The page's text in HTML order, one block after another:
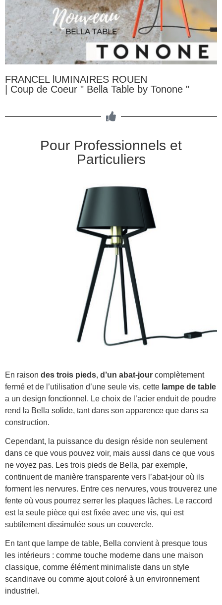
FRANCEL lUMINAIRES ROUEN
| Coup de Coeur " Bella Table by Tonone "
Pour Professionnels et
Particuliers
En raison des trois pieds, d’un abat-jour complètement
fermé et de l’utilisation d’une seule vis, cette lampe de table
a un design fonctionnel. Le choix de l’acier enduit de poudre
rend la Bella solide, tant dans son apparence que dans sa
construction.
Cependant, la puissance du design réside non seulement
dans ce que vous pouvez voir, mais aussi dans ce que vous
ne voyez pas. Les trois pieds de Bella, par exemple,
continuent de manière transparente vers l’abat-jour où ils
forment les nervures. Entre ces nervures, vous trouverez une
fente où vous pourrez serrer les plaques lâches. Le raccord
est la seule pièce qui est fixée avec une vis, qui est
subtilement dissimulée sous un couvercle.
En tant que lampe de table, Bella convient à presque tous
les intérieurs : comme touche moderne dans une maison
classique, comme élément minimaliste dans un style
scandinave ou comme ajout coloré à un environnement
industriel.